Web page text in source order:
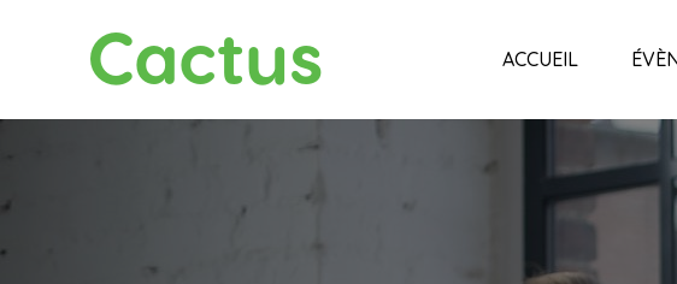
Cactus ACCUEIL